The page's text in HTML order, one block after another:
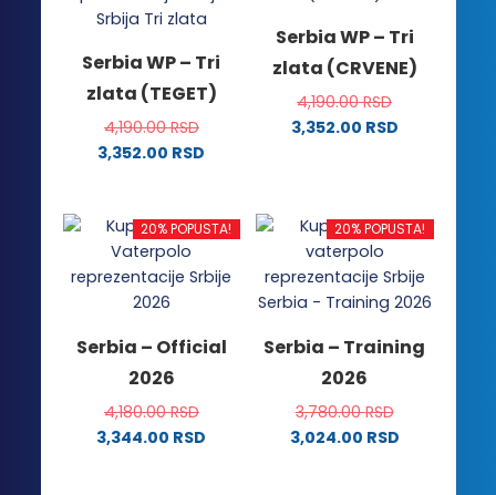
Serbia WP – Tri
zlata (TEGET)
4,190.00RSD
3,352.00 RSD
ima
više
varijanti.
Opcije
biti
izabrane
na
stranici
Serbia WP – Tri
zlata (CRVENE)
4,190.00RSD
3,352.00 RSD
više
varijanti.
Opcije
mogu
izabrane
na
stranici
proizvoda.
20% POPUSTA!
Serbia – Official
2026
4,180.00RSD
3,344.00 RSD
20% POPUSTA!
Serbia – Training
2026
3,780.00RSD
3,024.00 RSD